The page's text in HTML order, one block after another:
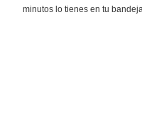
minutos lo tienes en tu bandeja